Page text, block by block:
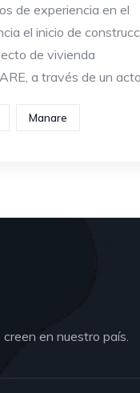
de experiencia en el
el inicio de
de vivienda
a través de un
Manare
en nuestro país.